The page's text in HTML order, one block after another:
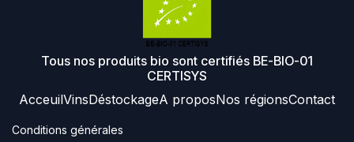
Tous nos produits bio sont certifiés BE-BIO-01
CERTISYS
AcceuilVinsDéstockageA proposNos régionsContact
Conditions générales